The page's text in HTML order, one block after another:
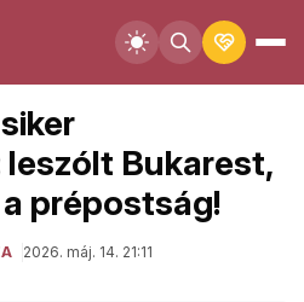
Bukarest,
prépostság!
2026. máj. 14. 21:11